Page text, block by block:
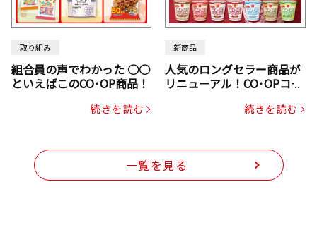
取り組み
組合員の声でわかった ○○
といえばこのCO･OP商品！
続きを読む
新商品
人気のロングセラー商品が
リニューアル！CO･OPコー
続きを読む
一覧を見る